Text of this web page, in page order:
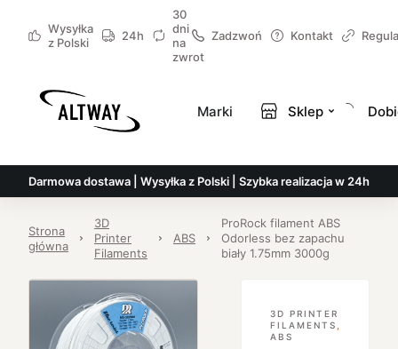
Wysyłka
z Polski
24h
30
dni
na
zwrot
Zadzwoń Kontakt
Marki Sklep
Darmowa dostawa | Wysyłka z Polski | Szybka realizacja w 24h
Strona
główna
3D
Printer
Filaments
ABS
ProRock filament ABS
Odorless bez zapachu
biały 1.75mm 3000g
3D PRINTER
FILAMENTS
ABS